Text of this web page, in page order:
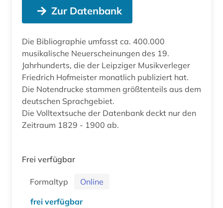
Zur Datenbank
Die Bibliographie umfasst ca. 400.000
musikalische Neuerscheinungen des 19.
Jahrhunderts, die der Leipziger Musikverleger
Friedrich Hofmeister monatlich publiziert hat.
Die Notendrucke stammen größtenteils aus dem
deutschen Sprachgebiet.
Die Volltextsuche der Datenbank deckt nur den
Zeitraum 1829 - 1900 ab.
Frei verfügbar
Formaltyp
Online
frei verfügbar